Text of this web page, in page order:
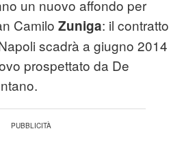
un nuovo affondo per
Camilo Zuniga: il contratto
scadrà a giugno 2014
prospettato da De